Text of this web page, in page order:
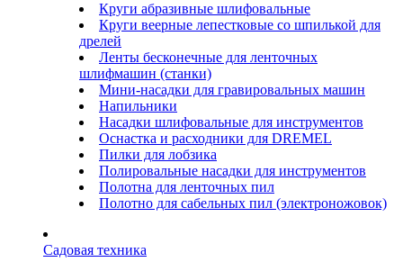
Круги абразивные шлифовальные
Круги веерные лепестковые со шпилькой для
дрелей
Ленты бесконечные для ленточных
шлифмашин (станки)
Мини-насадки для гравировальных машин
Напильники
Насадки шлифовальные для инструментов
Оснастка и расходники для DREMEL
Пилки для лобзика
Полировальные насадки для инструментов
Полотна для ленточных пил
Полотно для сабельных пил (электроножовок)
Садовая техника